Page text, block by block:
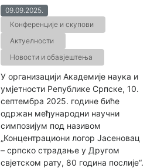
09.09.2025.
Конференције и скупови
Актуелности
Новости и обавјештења
У организацији Академије наука и
умјетности Републике Српске, 10.
септембра 2025. године биће
одржан међународни научни
симпозијум под називом
„Концентрациони логор Јасеновац
– српско страдање у Другом
свјетском рату, 80 година послије“.